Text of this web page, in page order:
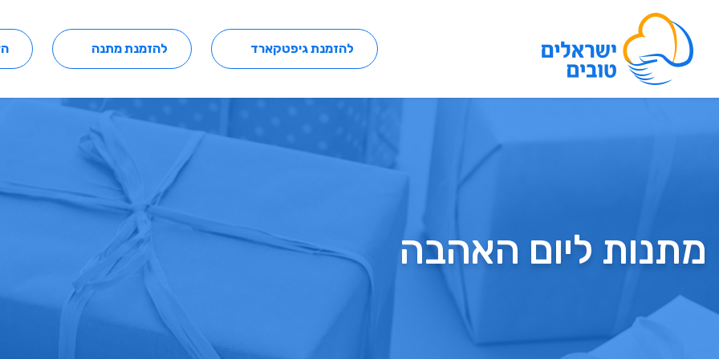
להזמנת גיפטקארד להזמנת מתנה
מתנות ליום האהבה